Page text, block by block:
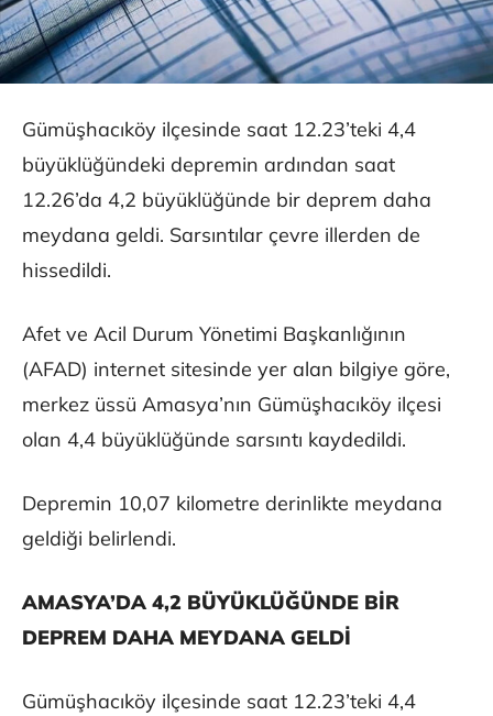
Gümüşhacıköy ilçesinde saat 12.23’teki 4,4
büyüklüğündeki depremin ardından saat
12.26’da 4,2 büyüklüğünde bir deprem daha
meydana geldi. Sarsıntılar çevre illerden de
hissedildi.
Afet ve Acil Durum Yönetimi Başkanlığının
(AFAD) internet sitesinde yer alan bilgiye göre,
merkez üssü Amasya’nın Gümüşhacıköy ilçesi
olan 4,4 büyüklüğünde sarsıntı kaydedildi.
Depremin 10,07 kilometre derinlikte meydana
geldiği belirlendi.
AMASYA’DA 4,2 BÜYÜKLÜĞÜNDE BİR
DEPREM DAHA MEYDANA GELDİ
Gümüşhacıköy ilçesinde saat 12.23’teki 4,4